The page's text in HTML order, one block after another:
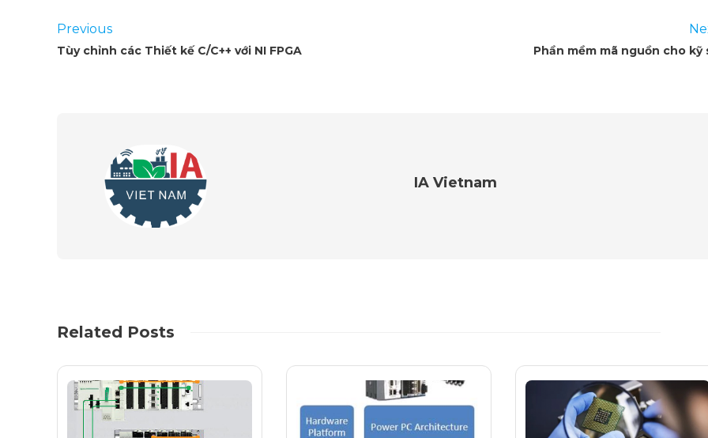
Previous
Tùy chỉnh các Thiết kế C/C++ với NI FPGA Phần mềm mã nguồn cho kỹ
IA Vietnam
Related Posts